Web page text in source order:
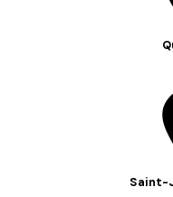
Saint-